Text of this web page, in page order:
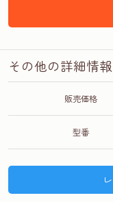
その他の詳細情報
販売価格
型番